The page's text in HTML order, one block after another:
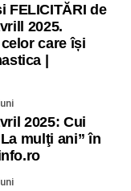
FELICITĂRI de
2025.
care își
|
2025: Cui
mulţi ani” în